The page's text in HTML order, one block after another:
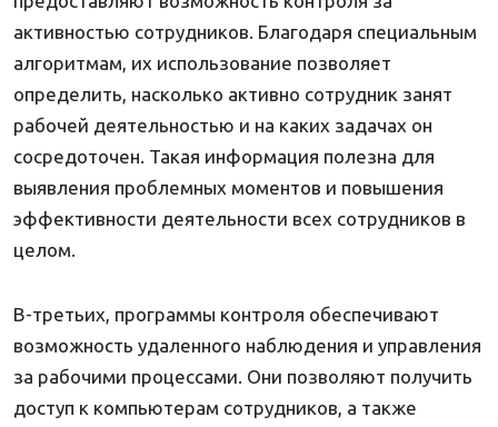
активностью сотрудников. Благодаря специальным
алгоритмам, их использование позволяет
определить, насколько активно сотрудник занят
рабочей деятельностью и на каких задачах он
сосредоточен. Такая информация полезна для
выявления проблемных моментов и повышения
эффективности деятельности всех сотрудников в
целом.
В-третьих, программы контроля обеспечивают
возможность удаленного наблюдения и управления
за рабочими процессами. Они позволяют получить
доступ к компьютерам сотрудников, а также